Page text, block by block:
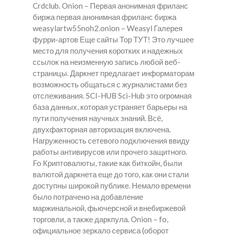
Crdclub. Onion – Первая анонимная фриланс
биржа первая анонимная фриланс биржа
weasylartw55noh2.onion – Weasyl Галерея
фурри-артов Еще сайты Тор ТУТ! Это лучшее
место для получения коротких и надежных
ссылок на неизменную запись любой веб-
страницы. Даркнет предлагает информаторам
возможность общаться с журналистами без
отслеживания. SCI-HUB Sci-Hub это огромная
база данных, которая устраняет барьеры на
пути получения научных знаний. Всё,
двухфакторная авторизация включена.
Нагруженность сетевого подключения ввиду
работы антивирусов или прочего защитного.
Fo Криптовалюты, такие как биткойн, были
валютой даркнета еще до того, как они стали
доступны широкой публике. Немало времени
было потрачено на добавление
маржинальной, фьючерсной и внебиржевой
торговли, а также даркпула. Onion – fo,
официальное зеркало сервиса (оборот